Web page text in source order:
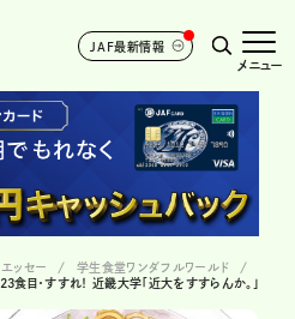
JAF最新情報
メニュー
エッセー
学生食堂ワンダフルワールド
23食目・すすれ！ 近畿大学「近大をすすらんか。」